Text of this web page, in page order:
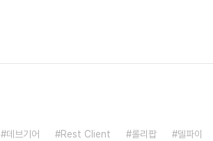
데브기어 Rest Client 롤리팝 델파이